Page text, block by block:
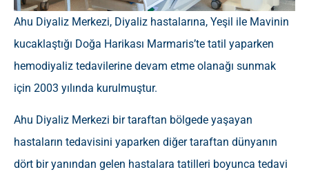
Ahu Diyaliz Merkezi, Diyaliz hastalarına, Yeşil ile Mavinin
kucaklaştığı Doğa Harikası Marmaris’te tatil yaparken
hemodiyaliz tedavilerine devam etme olanağı sunmak
için 2003 yılında kurulmuştur.
Ahu Diyaliz Merkezi bir taraftan bölgede yaşayan
hastaların tedavisini yaparken diğer taraftan dünyanın
dört bir yanından gelen hastalara tatilleri boyunca tedavi